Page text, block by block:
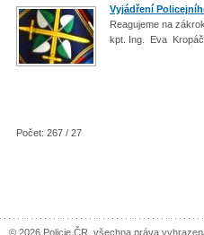
Vyjádření
Reagujeme na
kpt. Ing. Eva
Počet: 267 / 27
© 2026 Policie ČR, všechna práva